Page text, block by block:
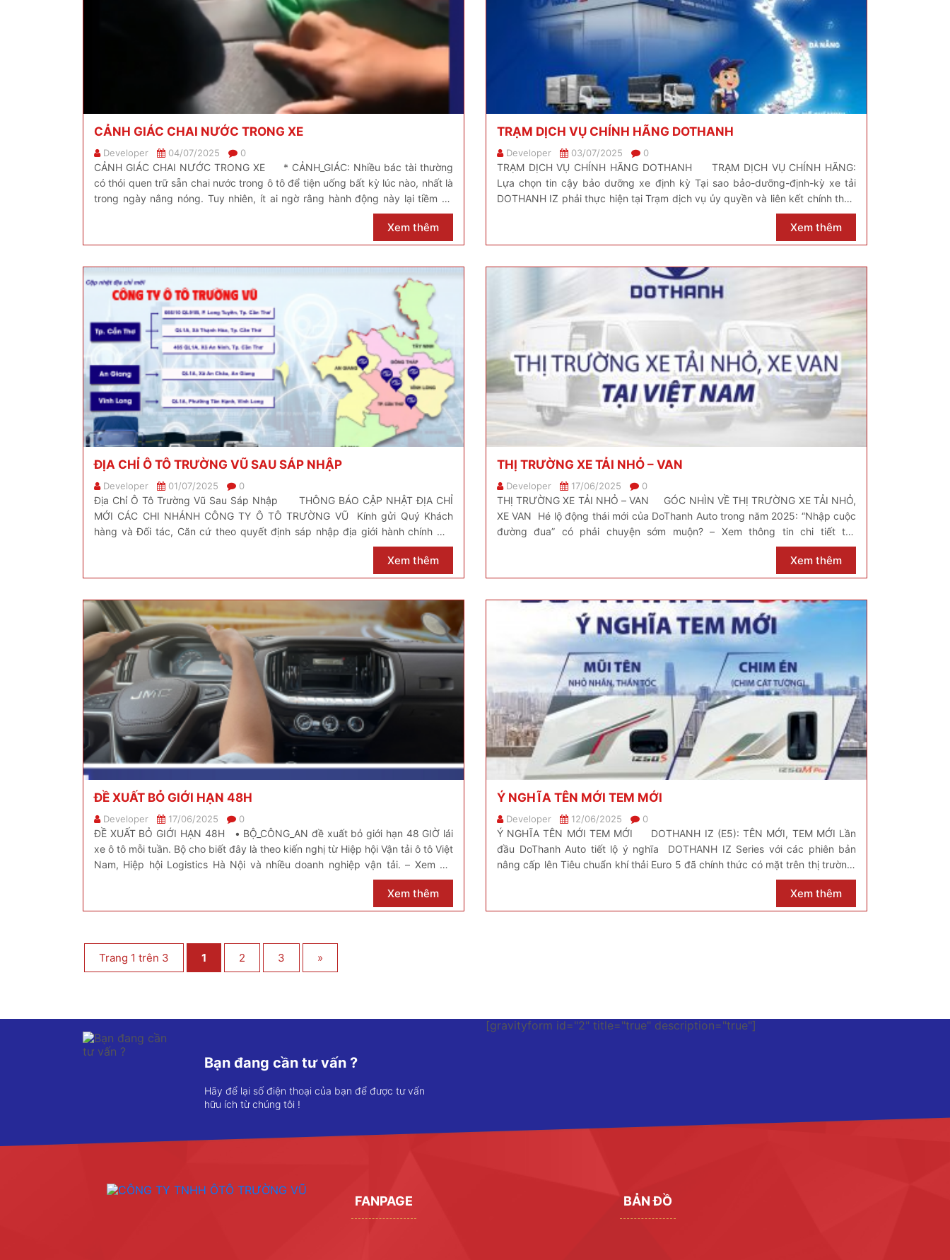
CẢNH GIÁC CHAI NƯỚC TRONG XE
Developer 04/07/2025 0
CẢNH GIÁC CHAI NƯỚC TRONG XE * CẢNH_GIÁC: Nhiều bác tài thường
có thói quen trữ sẵn chai nước trong ô tô để tiện uống bất kỳ lúc nào, nhất là
trong ngày nắng nóng. Tuy nhiên, ít ai ngờ rằng hành động này lại tiềm ẩn
Xem thêm
TRẠM DỊCH VỤ CHÍNH HÃNG DOTHANH
Developer 03/07/2025 0
TRẠM DỊCH VỤ CHÍNH HÃNG DOTHANH TRẠM DỊCH VỤ CHÍNH HÃNG:
Lựa chọn tin cậy bảo dưỡng xe định kỳ Tại sao bảo-dưỡng-định-kỳ xe tải
DOTHANH IZ phải thực hiện tại Trạm dịch vụ ủy quyền và liên kết chính thức
của DoThanh Auto? Đây là lý do: – KTV chuyên môn cao, […]
Xem thêm
ĐỊA CHỈ Ô TÔ TRƯỜNG VŨ SAU SÁP NHẬP
Developer 01/07/2025 0
Địa Chỉ Ô Tô Trường Vũ Sau Sáp Nhập THÔNG BÁO CẬP NHẬT ĐỊA CHỈ
MỚI CÁC CHI NHÁNH CÔNG TY Ô TÔ TRƯỜNG VŨ Kính gửi Quý Khách
hàng và Đối tác, Căn cứ theo quyết định sáp nhập địa giới hành chính mới
Xem thêm
THỊ TRƯỜNG XE TẢI NHỎ – VAN
Developer 17/06/2025 0
THỊ TRƯỜNG XE TẢI NHỎ – VAN GÓC NHÌN VỀ THỊ TRƯỜNG XE TẢI NHỎ,
XE VAN Hé lộ động thái mới của DoThanh Auto trong năm 2025: “Nhập cuộc
đường đua” có phải chuyện sớm muộn? – Xem thông tin chi tiết tại:
https://www.dothanhauto.com/tong-quan-thi-truong-xe-tai-nho-xe-van-tai-
viet-nam ════════════════════ 𝐂𝐨̂𝐧𝐠 𝐓𝐲 𝐓𝐫𝐮̛𝐨̛̀𝐧𝐠 𝐕𝐮̃ 𝐀𝐔𝐓𝐎 – Đại […]
Xem thêm
ĐỀ XUẤT BỎ GIỚI HẠN 48H
Developer 17/06/2025 0
ĐỀ XUẤT BỎ GIỚI HẠN 48H • BỘ_CÔNG_AN đề xuất bỏ giới hạn 48 GIỜ lái
xe ô tô mỗi tuần. Bộ cho biết đây là theo kiến nghị từ Hiệp hội Vận tải ô tô Việt
Nam, Hiệp hội Logistics Hà Nội và nhiều doanh nghiệp vận tải. – Xem nội
Xem thêm
Ý NGHĨA TÊN MỚI TEM MỚI
Developer 12/06/2025 0
Ý NGHĨA TÊN MỚI TEM MỚI DOTHANH IZ (E5): TÊN MỚI, TEM MỚI Lần
đầu DoThanh Auto tiết lộ ý nghĩa DOTHANH IZ Series với các phiên bản
nâng cấp lên Tiêu chuẩn khí thải Euro 5 đã chính thức có mặt trên thị trường.
Xem thêm
Trang 1 trên 3 1 2 3 »
Bạn đang cần tư vấn ?
Hãy để lại số điện thoại của bạn để được tư vấn
hữu ích từ chúng tôi !
[gravityform id="2" title="true" description="true"]
FANPAGE BẢN ĐỒ